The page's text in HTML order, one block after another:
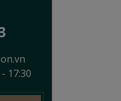
17:30